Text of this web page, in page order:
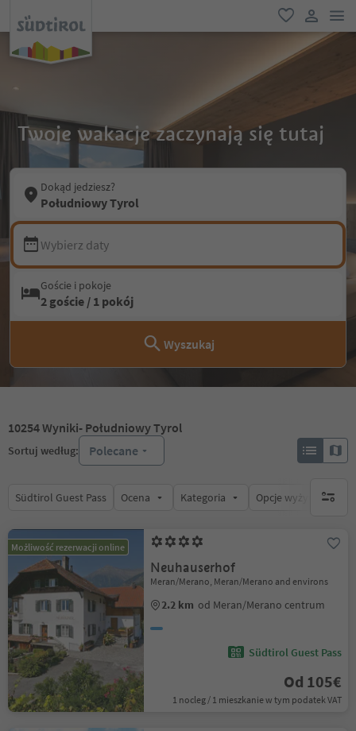
ulubione
link
Twoje wakacje zaczynają się tutaj
Dokąd jedziesz?
Południowy Tyrol
Wybierz daty
Goście i pokoje
2 goście / 1 pokój
Wyszukaj
10254Wyniki- Południowy Tyrol
Sortuj według: Polecane
Südtirol Guest Pass Ocena Kategoria Opcje wyżywieniabrak
Możliwość rezerwacji online
Neuhauserhof
Meran/Merano, Meran/Merano and environs
2.2 km od Meran/Merano centrum
Südtirol Guest Pass
Od 105€
1 nocleg / 1 mieszkanie w tym podatek VAT